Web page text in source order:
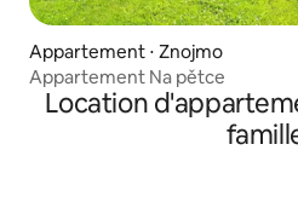
Appartement ⋅ Znojmo
Appartement Na pětce
Location